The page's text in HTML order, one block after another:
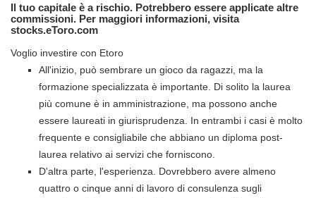
Il tuo capitale è a rischio. Potrebbero essere applicate altre
commissioni. Per maggiori informazioni, visita
stocks.eToro.com
Voglio investire con Etoro
All'inizio, può sembrare un gioco da ragazzi, ma la
formazione specializzata è importante. Di solito la laurea
più comune è in amministrazione, ma possono anche
essere laureati in giurisprudenza. In entrambi i casi è molto
frequente e consigliabile che abbiano un diploma post-
laurea relativo ai servizi che forniscono.
D'altra parte, l'esperienza. Dovrebbero avere almeno
quattro o cinque anni di lavoro di consulenza sugli